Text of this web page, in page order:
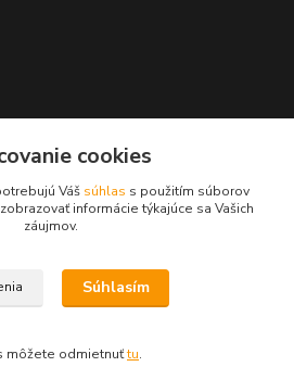
cookies
Váš súhlas s použitím súborov
informácie týkajúce sa Vašich
záujmov.
Súhlasím
môžete odmietnuťtu.